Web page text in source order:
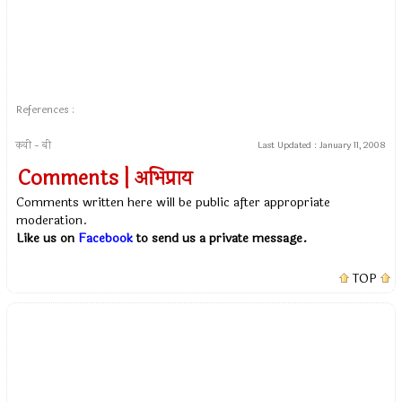
References :
कवी - बी Last Updated : January 11, 2008
Comments | अभिप्राय
Comments written here will be public after appropriate
moderation.
Like us on Facebookto send us a private message.
TOP